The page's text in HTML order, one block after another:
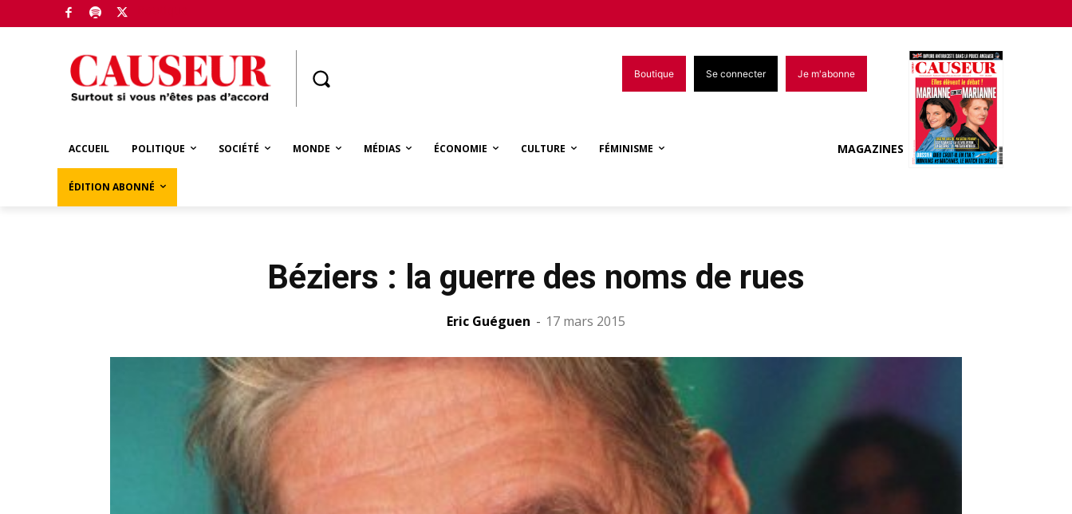
Boutique Se connecter Je m'abonne
ACCUEIL POLITIQUE SOCIÉTÉ MONDE MÉDIAS ÉCONOMIE CULTURE FÉMINISME
ÉDITION ABONNÉ
MAGAZINES
Béziers : la guerre des noms de rues
Eric Guéguen - 17 mars 2015